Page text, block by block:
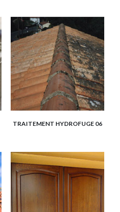
TRAITEMENT HYDROFUGE 06